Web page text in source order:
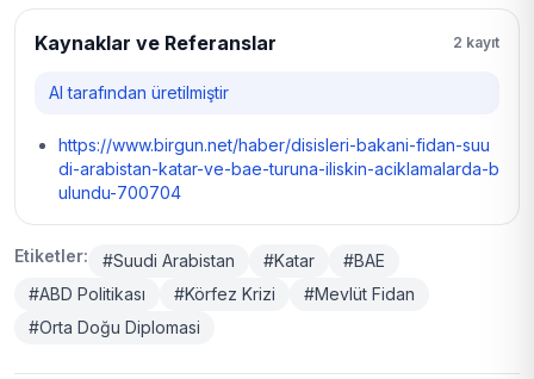
Kaynaklar ve Referanslar 2 kayıt
AI tarafından üretilmiştir
https://www.birgun.net/haber/disisleri-bakani-fidan-suu
di-arabistan-katar-ve-bae-turuna-iliskin-aciklamalarda-b
ulundu-700704
Etiketler: #Suudi Arabistan #Katar
#BAE
#ABD Politikası
#Körfez Krizi
#Mevlüt Fidan
#Orta Doğu Diplomasi